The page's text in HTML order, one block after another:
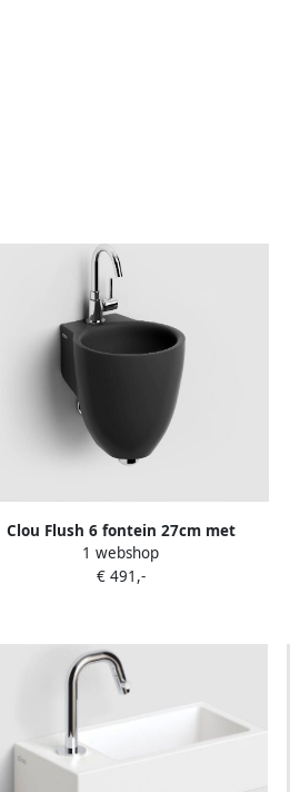
Clou Flush 6 fontein 27cm met
kraangat mat zwart keramiek CL
03.12060
1 webshop
€ 491,-